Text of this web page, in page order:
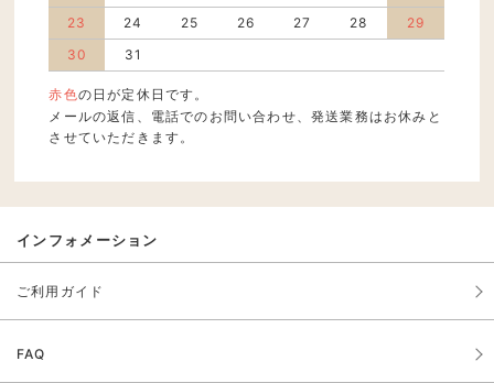
23
24 25 26 27 28
29
30
31
赤色の日が定休日です。
メールの返信、電話でのお問い合わせ、発送業務はお休みと
させていただきます。
インフォメーション
ご利用ガイド
FAQ